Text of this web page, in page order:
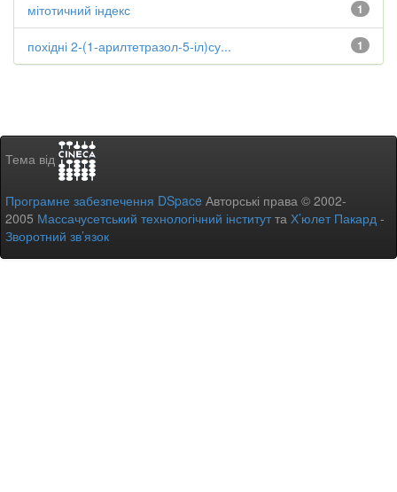
1
мітотичний індекс
1
похідні 2-(1-арилтетразол-5-іл)су...
Тема від
Програмне забезпечення DSpace Авторські права © 2002-
2005 Массачусетський технологічний інститутта Х’юлет Пакард -
Зворотний зв’язок